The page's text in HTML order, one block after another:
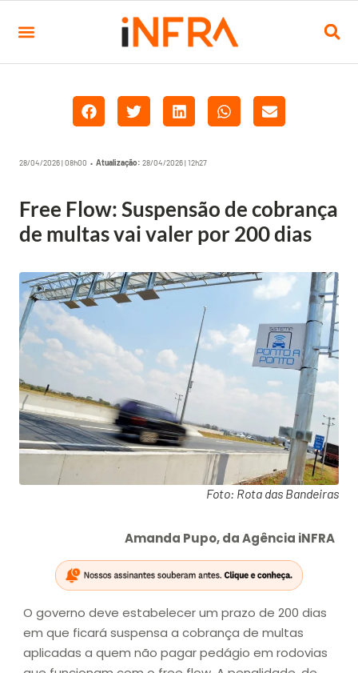
28/04/2026 | 08h00 • Atualização: 28/04/2026 | 12h27
Free Flow: Suspensão de cobrança
de multas vai valer por 200 dias
Foto: Rota das Bandeiras
Amanda Pupo, da Agência iNFRA
O governo deve estabelecer um prazo de 200 dias
em que ficará suspensa a cobrança de multas
aplicadas a quem não pagar pedágio em rodovias